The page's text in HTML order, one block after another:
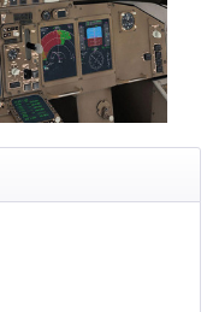
X-Plane.org - Cessna 172M